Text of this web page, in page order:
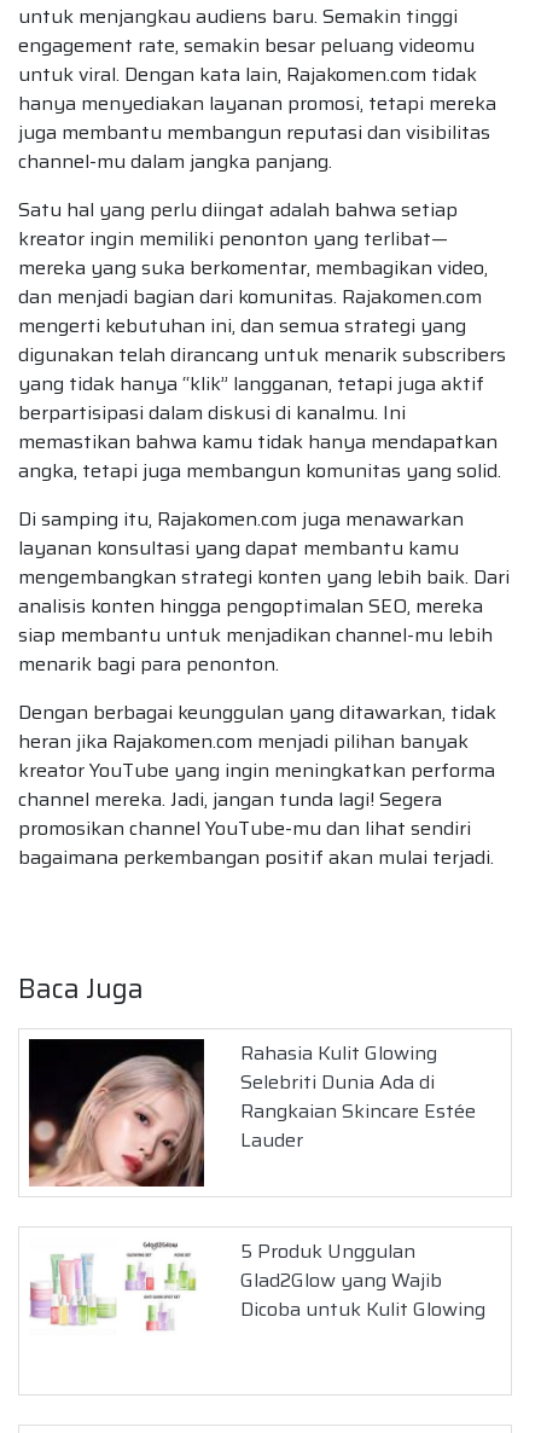
untuk menjangkau audiens baru. Semakin tinggi
engagement rate, semakin besar peluang videomu
untuk viral. Dengan kata lain, Rajakomen.com tidak
hanya menyediakan layanan promosi, tetapi mereka
juga membantu membangun reputasi dan visibilitas
channel-mu dalam jangka panjang.
Satu hal yang perlu diingat adalah bahwa setiap
kreator ingin memiliki penonton yang terlibat—
mereka yang suka berkomentar, membagikan video,
dan menjadi bagian dari komunitas. Rajakomen.com
mengerti kebutuhan ini, dan semua strategi yang
digunakan telah dirancang untuk menarik subscribers
yang tidak hanya “klik” langganan, tetapi juga aktif
berpartisipasi dalam diskusi di kanalmu. Ini
memastikan bahwa kamu tidak hanya mendapatkan
angka, tetapi juga membangun komunitas yang solid.
Di samping itu, Rajakomen.com juga menawarkan
layanan konsultasi yang dapat membantu kamu
mengembangkan strategi konten yang lebih baik. Dari
analisis konten hingga pengoptimalan SEO, mereka
siap membantu untuk menjadikan channel-mu lebih
menarik bagi para penonton.
Dengan berbagai keunggulan yang ditawarkan, tidak
heran jika Rajakomen.com menjadi pilihan banyak
kreator YouTube yang ingin meningkatkan performa
channel mereka. Jadi, jangan tunda lagi! Segera
promosikan channel YouTube-mu dan lihat sendiri
bagaimana perkembangan positif akan mulai terjadi.
Baca Juga
Rahasia Kulit Glowing
Selebriti Dunia Ada di
Rangkaian Skincare Estée
Lauder
5 Produk Unggulan
Glad2Glow yang Wajib
Dicoba untuk Kulit Glowing